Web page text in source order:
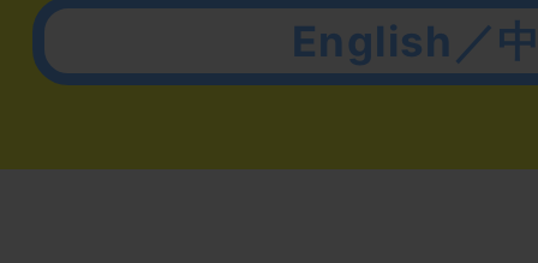
English／